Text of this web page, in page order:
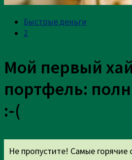
Быстрые деньги
2
Мой первый
портфель:
:-(
Не пропустите! Самые горячие